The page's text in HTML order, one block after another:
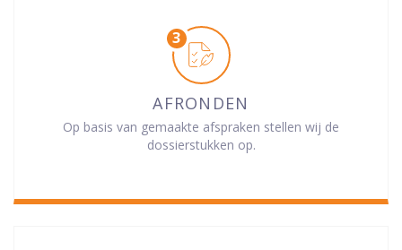
AFRONDEN
Op basis van gemaakte afspraken stellen wij de
dossierstukken op.